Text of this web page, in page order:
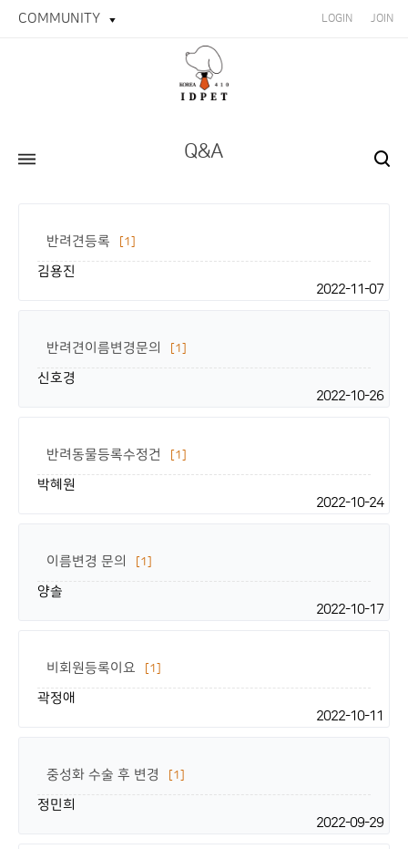
COMMUNITY LOGIN JOIN
Q&A
반려견등록 [1]
김용진
2022-11-07
반려견이름변경문의 [1]
신호경
2022-10-26
반려동물등록수정건 [1]
박혜원
2022-10-24
이름변경 문의 [1]
양솔
2022-10-17
비회원등록이요 [1]
곽정애
2022-10-11
중성화 수술 후 변경 [1]
정민희
2022-09-29